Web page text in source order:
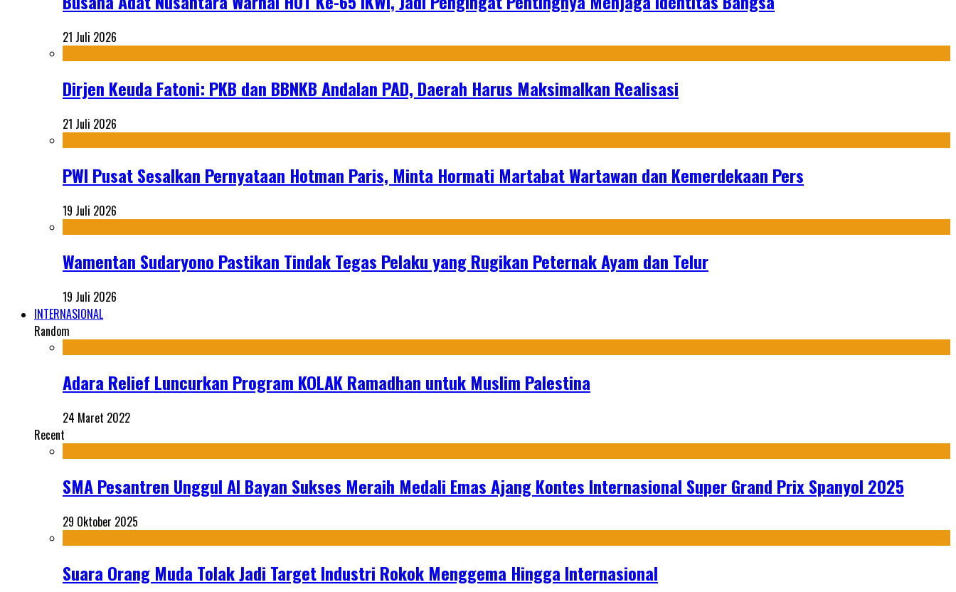
21 Juli 2026
Dirjen Keuda Fatoni: PKB dan BBNKB Andalan PAD, Daerah Harus Maksimalkan Realisasi
21 Juli 2026
PWI Pusat Sesalkan Pernyataan Hotman Paris, Minta Hormati Martabat Wartawan dan Kemerdekaan Pers
19 Juli 2026
Wamentan Sudaryono Pastikan Tindak Tegas Pelaku yang Rugikan Peternak Ayam dan Telur
19 Juli 2026
INTERNASIONAL
Random
Adara Relief Luncurkan Program KOLAK Ramadhan untuk Muslim Palestina
24 Maret 2022
Recent
SMA Pesantren Unggul Al Bayan Sukses Meraih Medali Emas Ajang Kontes Internasional Super Grand Prix Spanyol 2025
29 Oktober 2025
Suara Orang Muda Tolak Jadi Target Industri Rokok Menggema Hingga Internasional